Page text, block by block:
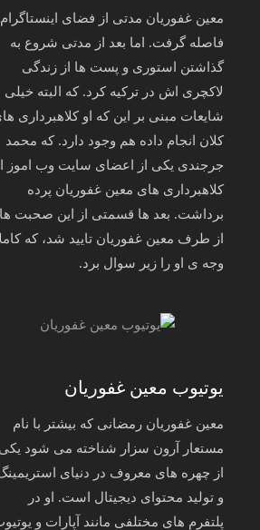
معین غفوریان مدتی از فضای اینستاگرام
فاصله گرفت. اما بعد از مدتی شروع به
گذاشتن استوری و پست ها از زندگی
لاکچری اش در ترکیه کرد. که البته خیلی
شایعات مبنی بر این که او کلاهبرداری های
کلان انجام داده هم وجود دارد. که محمد
جرجندی یکی از اعضای سایت وب اموز از
کلاهبرداری های معین غفوریان پرده
برداشت. بعد ها قسمتی از این صحبت ها
از طرف معین غفوریان تایید شد، که کاملا
وجه ی او را زیر سوال برد.
یوتیوب معین غفوریان
معین غفوریان رمضانی که بیشتر با نام
مستعار آرون سزار شناخته می‌ شود یکی
از چهره‌ های معروف در دنیای استریمینگ
و تولید محتوای دیجیتال است. او در
پلتفرم‌ های مختلفی مانند آپارات و یوتیوب